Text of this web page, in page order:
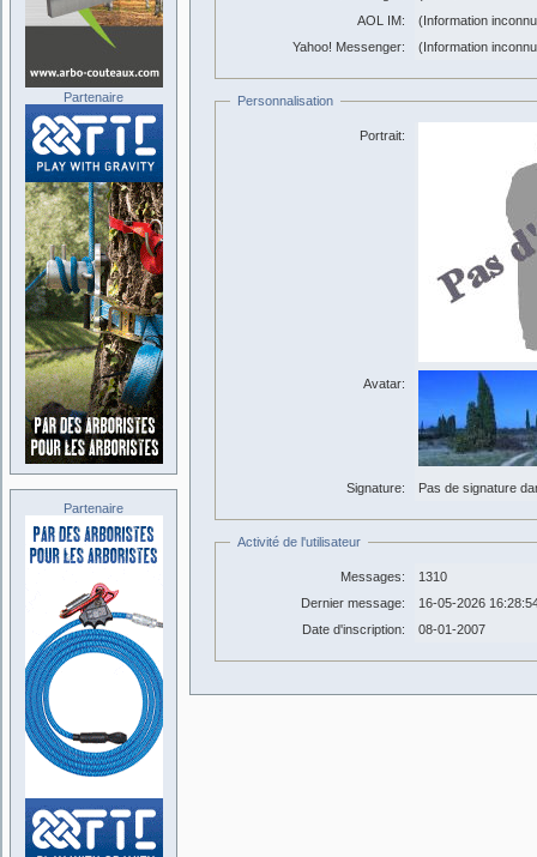
AOL IM:
(Information
Yahoo! Messenger:
(Information
Personnalisation
Portrait:
Avatar:
Signature: Pas de signature
Activité de l'utilisateur
Messages:
1310
Dernier message:
16-05-2026
Date d'inscription:
08-01-2007
Partenaire
Partenaire